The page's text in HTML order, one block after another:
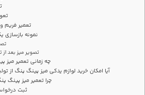
تعمیر فریم
نمونه
تصویر میز بعد
چه زمانی تعمیر
آیا امکان خرید لوازم یدکی میز پینگ پنگ از
چرا تعمیر میز پینگ
ثبت